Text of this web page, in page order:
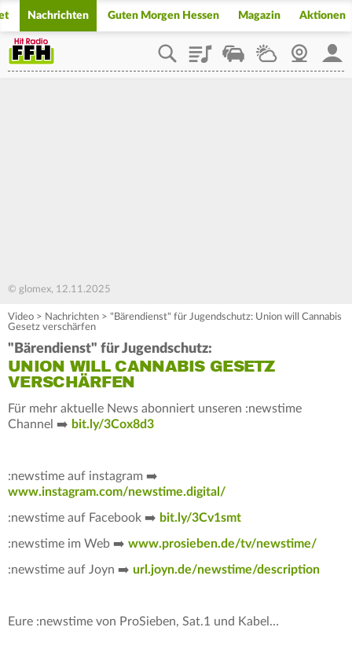
Nachrichten Guten Morgen Hessen Magazin Aktionen
PlaylistStaupilotWetterWebcam
© glomex, 12.11.2025
Video > Nachrichten > "Bärendienst" für Jugendschutz: Union will Cannabis
Gesetz verschärfen
"Bärendienst" für Jugendschutz:
UNION WILL CANNABIS GESETZ
VERSCHÄRFEN
Für mehr aktuelle News abonniert unseren :newstime
Channel ➡️ bit.ly/3Cox8d3
:newstime auf instagram ➡️
www.instagram.com/newstime.digital/
:newstime auf Facebook ➡️ bit.ly/3Cv1smt
:newstime im Web ➡️ www.prosieben.de/tv/newstime/
:newstime auf Joyn ➡️ url.joyn.de/newstime/description
Eure :newstime von ProSieben, Sat.1 und Kabel…